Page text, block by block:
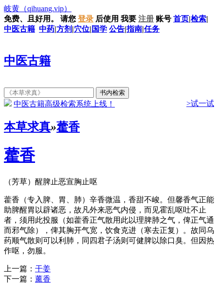
岐黄 （qihuang.vip）
免费、且好用。
请您 登录 后使用 我要 注册 账号 首页|检索|
中医古籍 中药|方剂 |穴位| 国学 公告|指南|任务
中医古籍
中医古籍高级检索系统上线！ >试一试
本草求真»藿香
藿香
（芳草）醒脾止恶宣胸止呕
藿香（专入脾、胃、肺）辛香微温，香甜不峻。但馨香气正能
助脾醒胃以辟诸恶，故凡外来恶气内侵，而见霍乱呕吐不止
者，须用此投服（如藿香正气散用此以理脾肺之气，俾正气通
而邪气除），俾其胸开气宽，饮食克进（寒去正复）。故同乌
药顺气散则可以利肺，同四君子汤则可健脾以除口臭。但因热
作呕，勿服。
上一篇： 干姜
下一篇： 薰香